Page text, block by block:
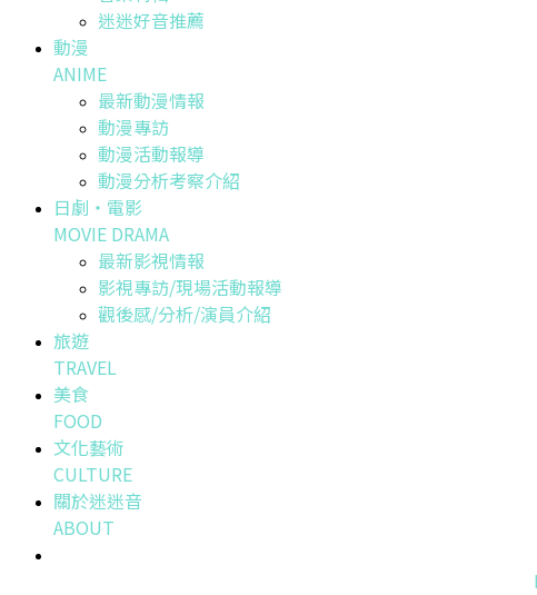
迷迷好音推薦
動漫
ANIME
最新動漫情報
動漫專訪
動漫活動報導
動漫分析考察介紹
日劇・電影
MOVIE DRAMA
最新影視情報
影視專訪/現場活動報導
觀後感/分析/演員介紹
旅遊
TRAVEL
美食
FOOD
文化藝術
CULTURE
關於迷迷音
ABOUT